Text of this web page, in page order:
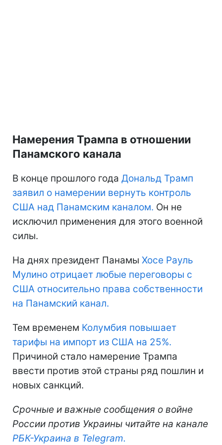
Намерения Трампа в отношении
Панамского канала
В конце прошлого года Дональд Трамп
заявил о намерении вернуть контроль
США над Панамским каналом. Он не
исключил применения для этого военной
силы.
На днях президент Панамы Хосе Рауль
Мулино отрицает любые переговоры с
США относительно права собственности
на Панамский канал.
Тем временем Колумбия повышает
тарифы на импорт из США на 25%.
Причиной стало намерение Трампа
ввести против этой страны ряд пошлин и
новых санкций.
Срочные и важные сообщения о войне
России против Украины читайте на канале
РБК-Украина в Telegram.